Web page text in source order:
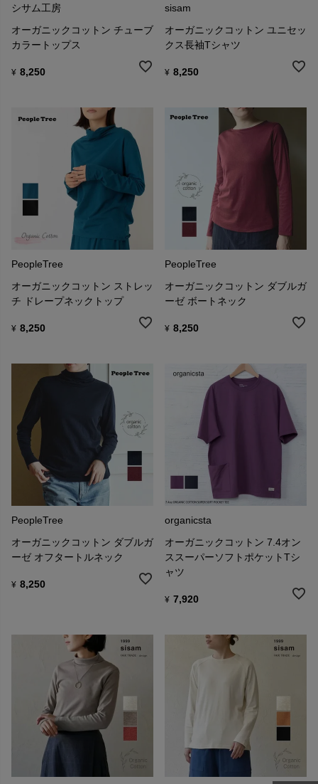
シサム工房
オーガニックコットン チューブ
カラートップス
¥ 8,250
sisam
オーガニックコットン ユニセッ
クス長袖Tシャツ
¥ 8,250
PeopleTree
オーガニックコットン ストレッ
チ ドレープネックトップ
¥ 8,250
PeopleTree
オーガニックコットン ダブルガ
ーゼ ボートネック
¥ 8,250
PeopleTree
オーガニックコットン ダブルガ
ーゼ オフタートルネック
¥ 8,250
organicsta
オーガニックコットン 7.4オン
ススーパーソフトポケットTシ
ャツ
¥ 7,920